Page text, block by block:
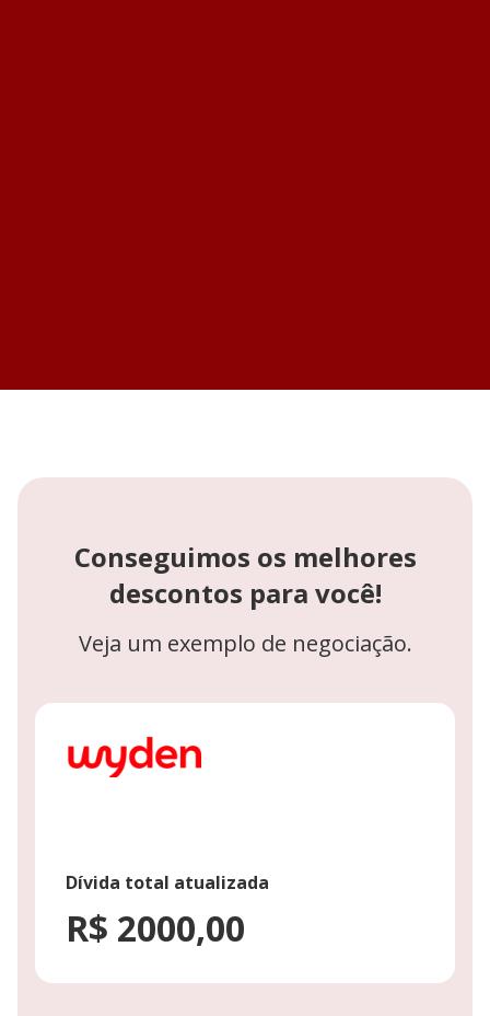
Conseguimos os melhores
descontos para você!
Veja um exemplo de negociação.
Dívida total atualizada
R$ 2000,00